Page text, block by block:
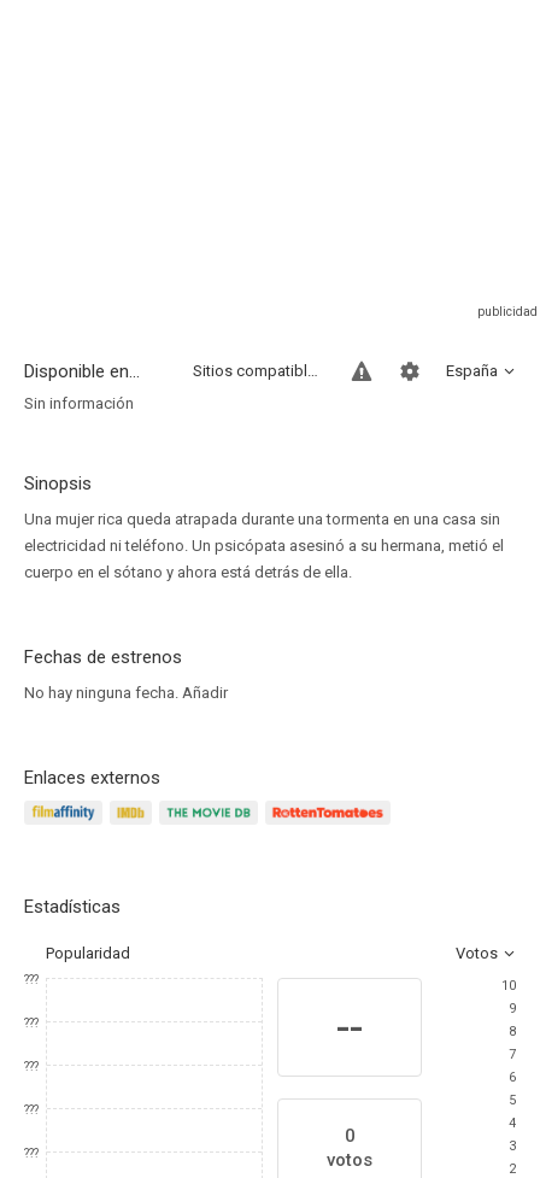
Disponible en... España
Sitios compatibles
Sin información
Sinopsis
Una mujer rica queda atrapada durante una tormenta en una casa sin
electricidad ni teléfono. Un psicópata asesinó a su hermana, metió el
cuerpo en el sótano y ahora está detrás de ella.
Fechas de estrenos
No hay ninguna fecha. Añadir
Enlaces externos
Estadísticas
Popularidad Votos
???
???
???
???
???
--
0
votos
10
9
8
7
6
5
4
3
2